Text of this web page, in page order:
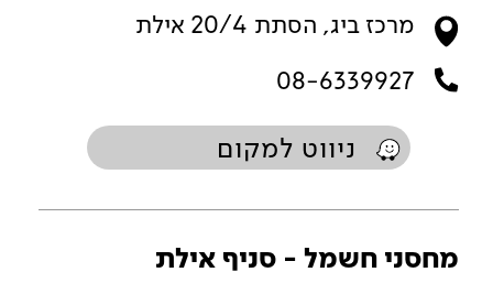
מרכז ביג, הסתת 20/4 אילת
08-6339927
ניווט למקום
מחסני חשמל - סניף אילת